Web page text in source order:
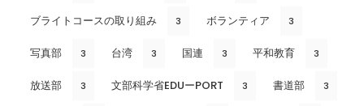
ブライトコースの取り組み 3 ボランティア 3
写真部 3 台湾 3 国連 3 平和教育 3
放送部 3 文部科学省EDUーPORT 3 書道部 3